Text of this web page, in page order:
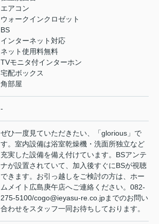
エアコン
ウォークインクロゼット
BS
インターネット対応
ネット使用料無料
TVモニタ付インターホン
宅配ボックス
角部屋
-
ぜひ一度見ていただきたい、「glorious」で
す。室内設備は浴室乾燥機・洗面所独立など
充実した設備を備え付けています。BSアンテ
ナが設置されていて、加入後すぐにBSが視聴
できます。お引っ越しをご検討の方は、ホー
ムメイト広島庚午店へご連絡ください。082-
275-5100/cogo@ieyasu-re.co.jpまでのお問い
合わせをスタッフ一同お待ちしております。